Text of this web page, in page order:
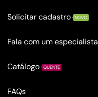
Solicitar cadastro NOVO
Fala com um especialista
Catálogo QUENTE
FAQs